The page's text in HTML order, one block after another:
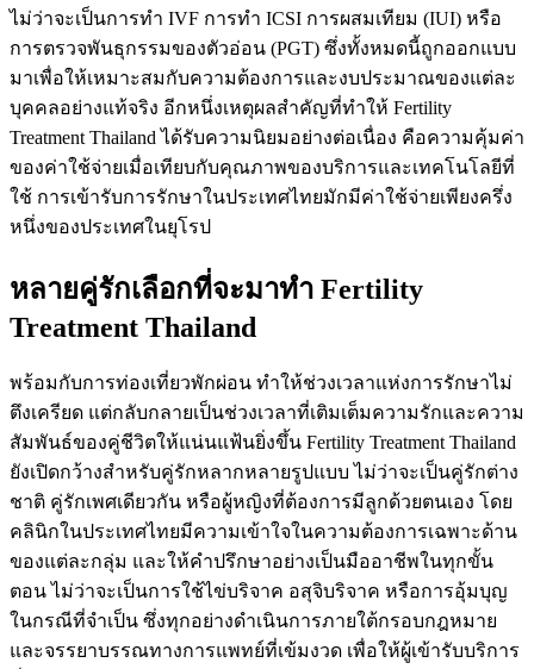
ไม่ว่าจะเป็นการทำ IVF การทำ ICSI การผสมเทียม (IUI) หรือ
การตรวจพันธุกรรมของตัวอ่อน (PGT) ซึ่งทั้งหมดนี้ถูกออกแบบ
มาเพื่อให้เหมาะสมกับความต้องการและงบประมาณของแต่ละ
บุคคลอย่างแท้จริง อีกหนึ่งเหตุผลสำคัญที่ทำให้ Fertility
Treatment Thailand ได้รับความนิยมอย่างต่อเนื่อง คือความคุ้มค่า
ของค่าใช้จ่ายเมื่อเทียบกับคุณภาพของบริการและเทคโนโลยีที่
ใช้ การเข้ารับการรักษาในประเทศไทยมักมีค่าใช้จ่ายเพียงครึ่ง
หนึ่งของประเทศในยุโรป
หลายคู่รักเลือกที่จะมาทำ Fertility
Treatment Thailand
พร้อมกับการท่องเที่ยวพักผ่อน ทำให้ช่วงเวลาแห่งการรักษาไม่
ตึงเครียด แต่กลับกลายเป็นช่วงเวลาที่เติมเต็มความรักและความ
สัมพันธ์ของคู่ชีวิตให้แน่นแฟ้นยิ่งขึ้น Fertility Treatment Thailand
ยังเปิดกว้างสำหรับคู่รักหลากหลายรูปแบบ ไม่ว่าจะเป็นคู่รักต่าง
ชาติ คู่รักเพศเดียวกัน หรือผู้หญิงที่ต้องการมีลูกด้วยตนเอง โดย
คลินิกในประเทศไทยมีความเข้าใจในความต้องการเฉพาะด้าน
ของแต่ละกลุ่ม และให้คำปรึกษาอย่างเป็นมืออาชีพในทุกขั้น
ตอน ไม่ว่าจะเป็นการใช้ไข่บริจาค อสุจิบริจาค หรือการอุ้มบุญ
ในกรณีที่จำเป็น ซึ่งทุกอย่างดำเนินการภายใต้กรอบกฎหมาย
และจรรยาบรรณทางการแพทย์ที่เข้มงวด เพื่อให้ผู้เข้ารับบริการ